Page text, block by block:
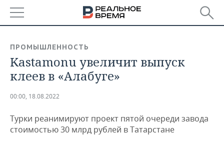
БАШКОРТОСТАН
ТАТАРСТАН
НОВОСТИ
АНАЛИТИКА
ДЕКЛАРАЦИИ О ДОХОДАХ
НОВОСТИ ЭКОНОМИКИ
ПРОМЫШЛЕННОСТЬ
ПРОМЫШЛЕННОСТЬ
Kastamonu увеличит выпуск
клеев в «Алабуге»
00:00, 18.08.2022
Турки реанимируют проект пятой очереди завода
стоимостью 30 млрд рублей в Татарстане